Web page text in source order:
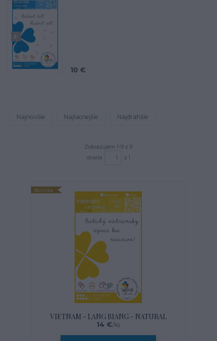
10 €
Najnovšie Najlacnejšie Najdrahšie
Zobrazujem 1-9 z 9
strana
z 1
Novinka
VIETNAM - LANG BIANG - NATURAL
14 €/ks